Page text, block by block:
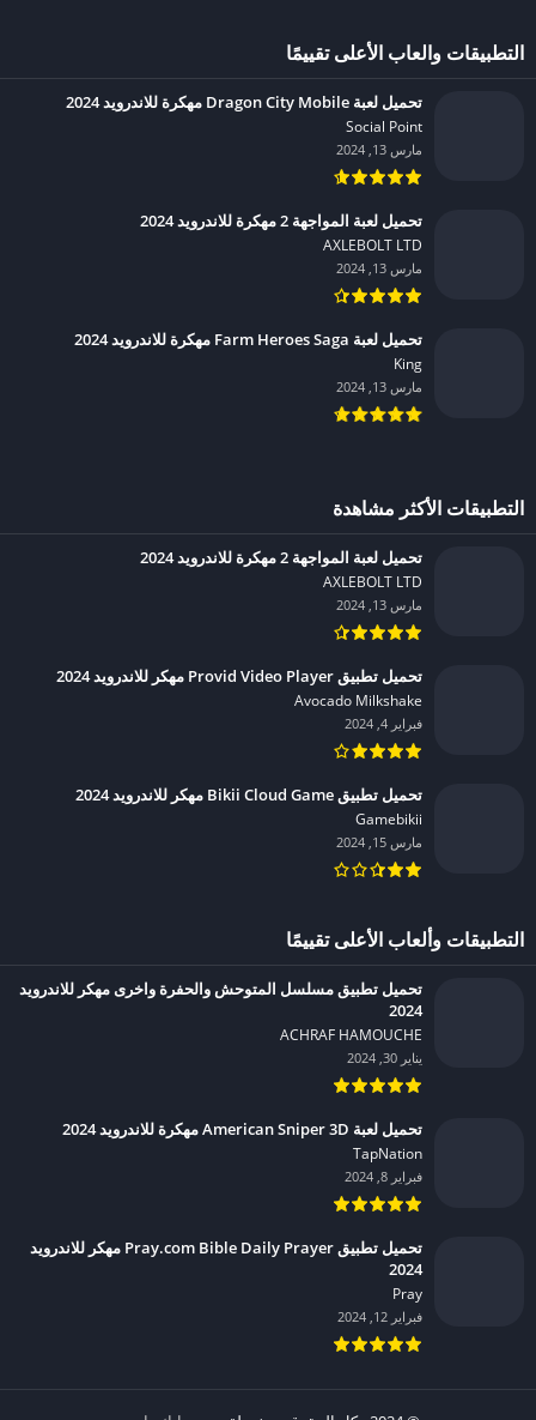
التطبيقات والعاب الأعلى تقييمًا
تحميل لعبة Dragon City Mobile مهكرة للاندرويد 2024
Social Point‏
مارس 13, 2024
تحميل لعبة المواجهة 2 مهكرة للاندرويد 2024
AXLEBOLT LTD‏
مارس 13, 2024
تحميل لعبة Farm Heroes Saga مهكرة للاندرويد 2024
King‏
مارس 13, 2024
التطبيقات الأكثر مشاهدة
تحميل لعبة المواجهة 2 مهكرة للاندرويد 2024
AXLEBOLT LTD‏
مارس 13, 2024
تحميل تطبيق Provid Video Player مهكر للاندرويد 2024
Avocado Milkshake‏
فبراير 4, 2024
تحميل تطبيق Bikii Cloud Game مهكر للاندرويد 2024
Gamebikii‏
مارس 15, 2024
التطبيقات وألعاب الأعلى تقييمًا
تحميل تطبيق مسلسل المتوحش والحفرة واخرى مهكر للاندرويد
2024
ACHRAF HAMOUCHE‏
يناير 30, 2024
تحميل لعبة American Sniper 3D مهكرة للاندرويد 2024
TapNation‏
فبراير 8, 2024
تحميل تطبيق Pray.com Bible Daily Prayer مهكر للاندرويد
2024
Pray‏
فبراير 12, 2024